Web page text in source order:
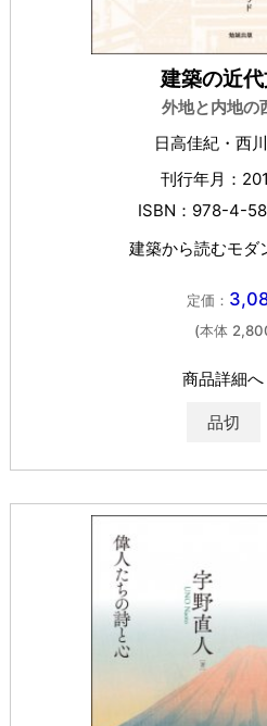
建築の近
外地と内地の
日高佳紀・西
刊行年月：
ISBN：978-4-
建築から読むモダ
定価：
(本体
商品詳細へ
品切